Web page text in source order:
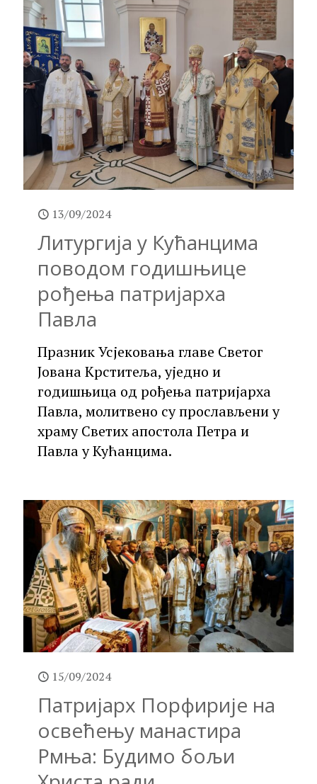
13/09/2024
Литургија у Кућанцима
поводом годишњице
рођења патријарха
Павла
Празник Усјековања главе Светог
Јована Крститеља, уједно и
годишњица од рођења патријарха
Павла, молитвено су прослављени у
храму Светих апостола Петра и
Павла у Кућанцима.
15/09/2024
Патријарх Порфирије на
освећењу манастира
Рмња: Будимо бољи